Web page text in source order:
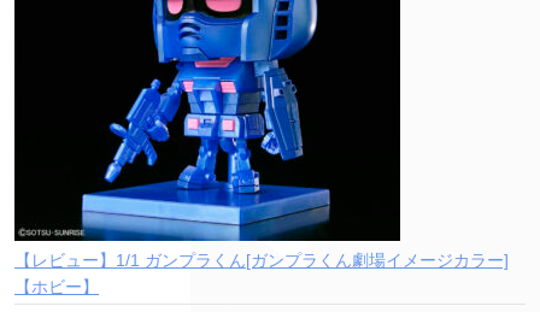
【レビュー】1/1 ガンプラくん[ガンプラくん劇場イメージカラー]
【ホビー】